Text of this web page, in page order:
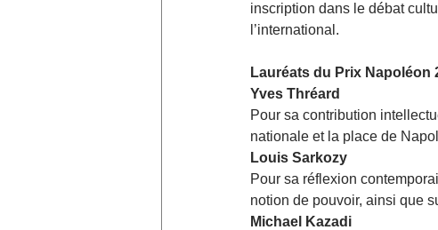
inscription dans le débat
l’international.
Lauréats du Prix Napoléon
Yves Thréard
Pour sa contribution
nationale et la place de
Louis Sarkozy
Pour sa réflexion
notion de pouvoir, ainsi que
Michael Kazadi